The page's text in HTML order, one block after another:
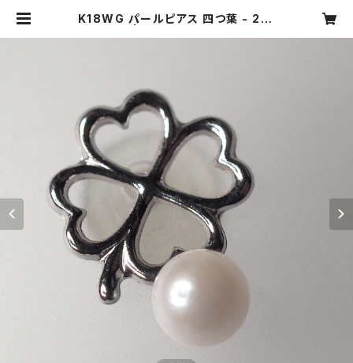
K18WG パールピアス 四つ葉 - 218